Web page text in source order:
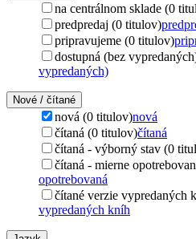
na centrálnom sklade (0
predpredaj (0 titulov)
pripravujeme (0 titulov)
dostupná (bez
vypredaných)
Nové / čítané
nová (0 titulov)nová
čítaná (0 titulov)čítaná
čítaná - výborný stav (0
čítaná - mierne
opotrebovaná
čítané verzie vypredaných
vypredaných kníh